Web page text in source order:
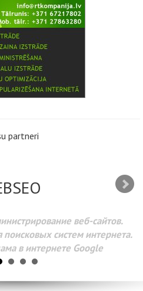
partneri
веб-сайтов.
поисковых систем интернета.
в интернете Google